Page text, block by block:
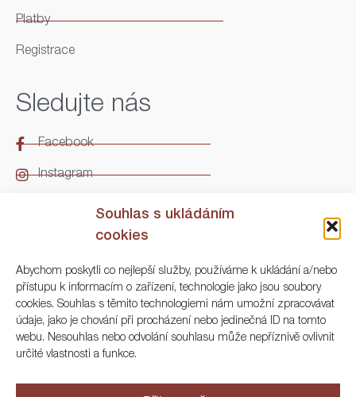
Souhlas s ukládáním
cookies
Abychom poskytli co nejlepší služby, používáme k ukládání a/nebo
přístupu k informacím o zařízení, technologie jako jsou soubory
cookies. Souhlas s těmito technologiemi nám umožní zpracovávat
údaje, jako je chování při procházení nebo jedinečná ID na tomto
webu. Nesouhlas nebo odvolání souhlasu může nepříznivě ovlivnit
určité vlastnosti a funkce.
Platby
Registrace
Sledujte nás
Facebook
Instagram
Kontakt
ARGO Numismatika
Korunní 83, Praha 3
+420 222 561 343